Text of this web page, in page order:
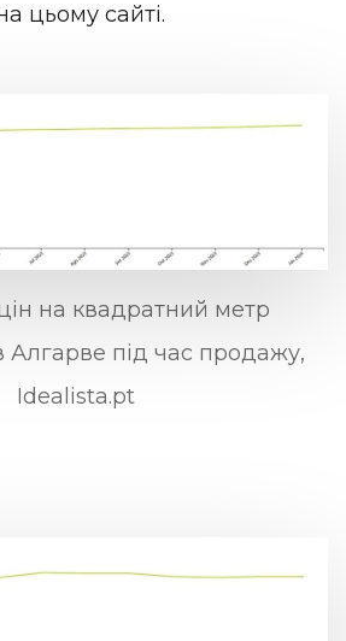
цьому сайті.
на квадратний метр
Алгарве під час продажу,
Idealista.pt